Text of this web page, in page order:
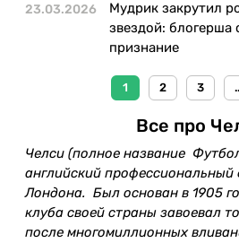
23.03.2026
Мудрик закрутил
звездой: блогерша
признание
1 2 3
Все про
Челси (полное название
английский
Лондона. Был основан в 1905
клуба своей страны завоевал
после многомиллионных